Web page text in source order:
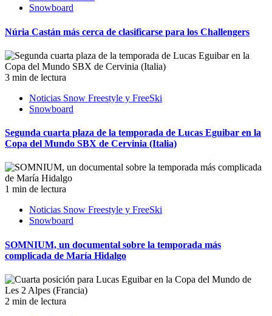
Snowboard
Núria Castán más cerca de clasificarse para los Challengers
3 min de lectura
Noticias Snow Freestyle y FreeSki
Snowboard
Segunda cuarta plaza de la temporada de Lucas Eguibar en la
Copa del Mundo SBX de Cervinia (Italia)
1 min de lectura
Noticias Snow Freestyle y FreeSki
Snowboard
SOMNIUM, un documental sobre la temporada más
complicada de María Hidalgo
2 min de lectura